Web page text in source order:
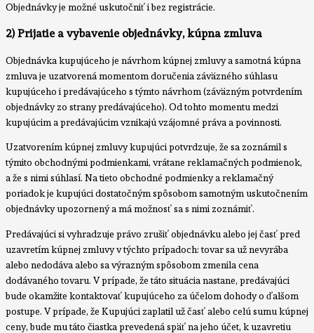
Objednávky je možné uskutočniť i bez registrácie.
2) Prijatie a vybavenie objednávky, kúpna zmluva
Objednávka kupujúceho je návrhom kúpnej zmluvy a samotná kúpna
zmluva je uzatvorená momentom doručenia záväzného súhlasu
kupujúceho i predávajúceho s týmto návrhom (záväzným potvrdením
objednávky zo strany predávajúceho). Od tohto momentu medzi
kupujúcim a predávajúcim vznikajú vzájomné práva a povinnosti.
Uzatvorením kúpnej zmluvy kupujúci potvrdzuje, že sa zoznámil s
týmito obchodnými podmienkami, vrátane reklamačných podmienok,
a že s nimi súhlasí. Na tieto obchodné podmienky a reklamačný
poriadok je kupujúci dostatočným spôsobom samotným uskutočnením
objednávky upozornený a má možnosť sa s nimi zoznámiť.
Predávajúci si vyhradzuje právo zrušiť objednávku alebo jej časť pred
uzavretím kúpnej zmluvy v týchto prípadoch: tovar sa už nevyrába
alebo nedodáva alebo sa výrazným spôsobom zmenila cena
dodávaného tovaru. V prípade, že táto situácia nastane, predávajúci
bude okamžite kontaktovať kupujúceho za účelom dohody o ďalšom
postupe. V prípade, že Kupujúci zaplatil už časť alebo celú sumu kúpnej
ceny, bude mu táto čiastka prevedená späť na jeho účet, k uzavretiu